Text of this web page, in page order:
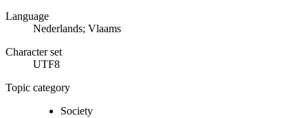
Language
Nederlands; Vlaams
Character set
UTF8
Topic category
Society